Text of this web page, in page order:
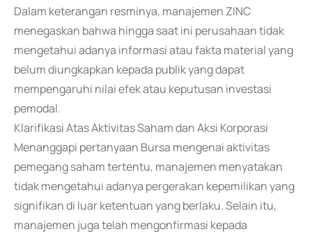
Dalam keterangan resminya, manajemen ZINC
menegaskan bahwa hingga saat ini perusahaan tidak
mengetahui adanya informasi atau fakta material yang
belum diungkapkan kepada publik yang dapat
mempengaruhi nilai efek atau keputusan investasi
pemodal.
Klarifikasi Atas Aktivitas Saham dan Aksi Korporasi
Menanggapi pertanyaan Bursa mengenai aktivitas
pemegang saham tertentu, manajemen menyatakan
tidak mengetahui adanya pergerakan kepemilikan yang
signifikan di luar ketentuan yang berlaku. Selain itu,
manajemen juga telah mengonfirmasi kepada